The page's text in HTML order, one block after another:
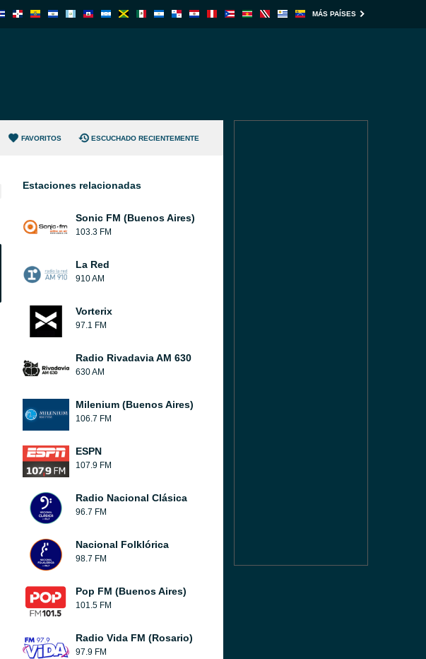
MÁS PAÍSES
FAVORITOS ESCUCHADO RECIENTEMENTE
Estaciones relacionadas
Sonic FM (Buenos Aires)
103.3 FM
La Red
910 AM
Vorterix
97.1 FM
Radio Rivadavia AM 630
630 AM
Milenium (Buenos Aires)
106.7 FM
ESPN
107.9 FM
Radio Nacional Clásica
96.7 FM
Nacional Folklórica
98.7 FM
Pop FM (Buenos Aires)
101.5 FM
Radio Vida FM (Rosario)
97.9 FM